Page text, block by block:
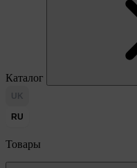
Каталог
UK
RU
Товары